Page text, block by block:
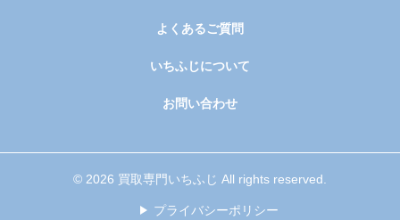
よくあるご質問
いちふじについて
お問い合わせ
© 2026 買取専門いちふじ All rights reserved.
プライバシーポリシー